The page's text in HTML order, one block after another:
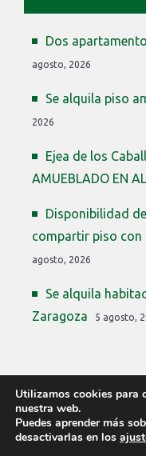
Dos
agosto, 2026
Se alquila piso
2026
Ejea de los
AMUEBLADO EN
Disponibilidad
compartir piso con
agosto, 2026
Se alquila
Zaragoza
5 agosto,
COPYRIGHT © 2026
Utilizamos cookies para
nuestra web.
Puedes aprender más
desactivarlas en los